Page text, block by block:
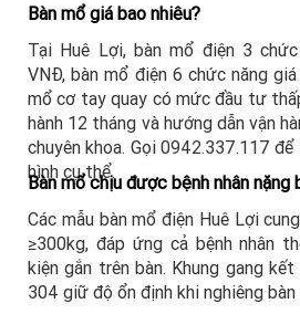
Bàn mổ giá bao nhiêu?
Tại Huê Lợi, bàn mổ điện 3
VNĐ, bàn mổ điện 6 chức năng
mổ cơ tay quay có mức đầu tư
hành 12 tháng và hướng dẫn vận
chuyên khoa. Gọi 0942.337.117 để
hình cụ thể.
Bàn mổ chịu được bệnh nhân nặng
Các mẫu bàn mổ điện Huê Lợi
≥300kg, đáp ứng cả bệnh nhân
kiện gắn trên bàn. Khung gang
304 giữ độ ổn định khi nghiêng bàn